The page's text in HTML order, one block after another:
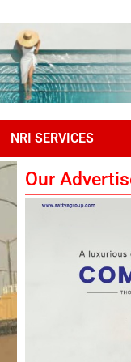
NRI SERVICES
Our